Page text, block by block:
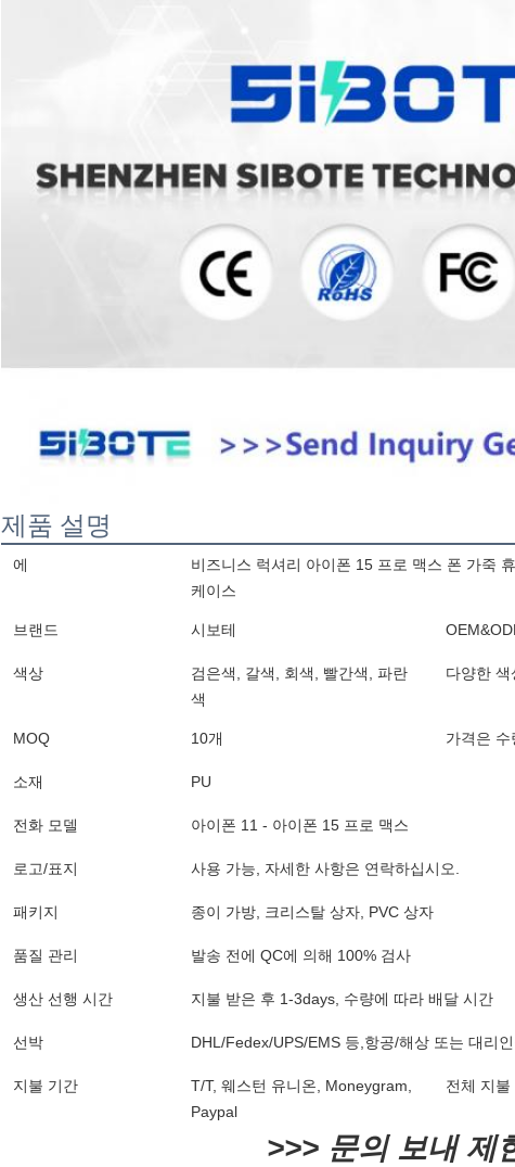
제품 설명
에
비즈니스 럭셔리 아이폰 15 프로 맥스 폰 가죽
케이스
브랜드 시보테
색상
검은색, 갈색, 회색, 빨간색, 파란
색
다양한
MOQ 10개 가격은
소재 PU
전화 모델 아이폰 11 - 아이폰 15 프로 맥스
로고/표지 사용 가능, 자세한 사항은 연락하십시오.
패키지 종이 가방, 크리스탈 상자, PVC 상자
품질 관리 발송 전에 QC에 의해 100% 검사
생산 선행 시간 지불 받은 후 1-3days, 수량에 따라 배달 시간
선박 DHL/Fedex/UPS/EMS 등,항공/해상 또는 대리
지불 기간
T/T, 웨스턴 유니온, Moneygram,
Paypal
전체 지
>>> 문의 보내 제